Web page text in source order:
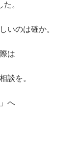
。
いのは確か。
は
談を。
へ